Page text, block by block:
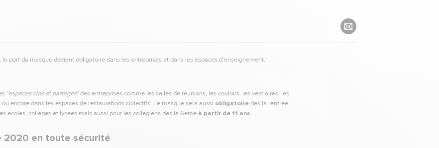
port du masque devient obligatoire dans les entreprises et dans les espaces d’enseignement.
"espaces clos et partagés" des entreprises comme les salles de réunions, les couloirs, les vestiaires, les
encore dans les espaces de restaurations collectifs. Le masque sera aussi obligatoiredès la rentrée
écoles, collèges et lycées mais aussi pour les collégiens dès la 6ème à partir de 11 ans.
2020 en toute sécurité